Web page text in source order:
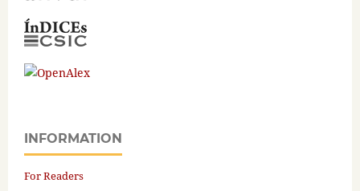
INFORMATION
For Readers